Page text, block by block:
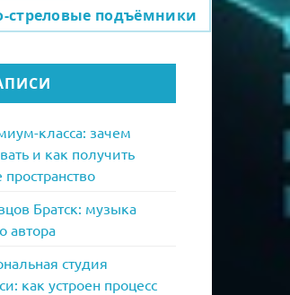
стреловые подъёмники
класса: зачем
и как получить
Братск: музыка
автора
студия
как устроен процесс